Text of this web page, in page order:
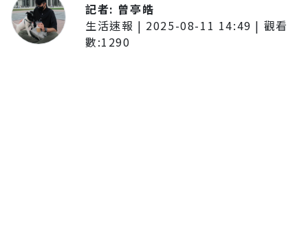
記者: 曾亭皓
生活速報 | 2025-08-11 14:49 | 觀看
數:1290